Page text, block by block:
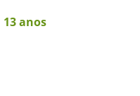
anos